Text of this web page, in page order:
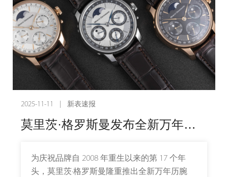
2025-11-11 | 新表速报
莫里茨·格罗斯曼发布全新万年历腕表
为庆祝品牌自 2008 年重生以来的第 17 个年
头，莫里茨·格罗斯曼隆重推出全新万年历腕